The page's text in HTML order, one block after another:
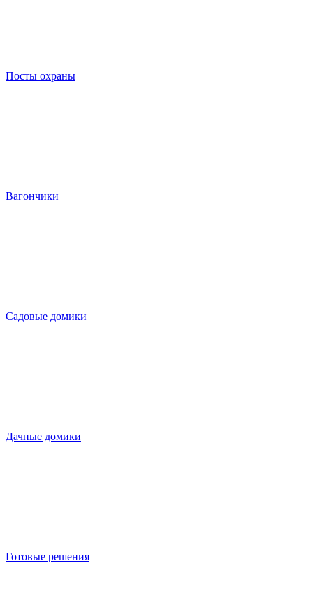
Посты охраны
Вагончики
Садовые домики
Дачные домики
Готовые решения